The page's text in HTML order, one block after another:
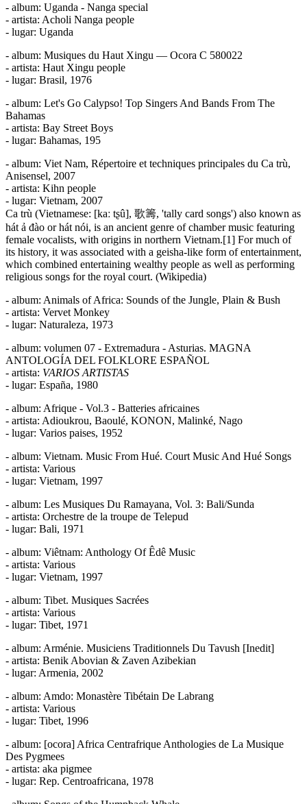
- album: Uganda - Nanga special
- artista: Acholi Nanga people
- lugar: Uganda
- album: Musiques du Haut Xingu — Ocora C 580022
- artista: Haut Xingu people
- lugar: Brasil, 1976
- album: Let's Go Calypso! Top Singers And Bands From The
Bahamas
- artista: Bay Street Boys
- lugar: Bahamas, 195
- album: Viet Nam, Répertoire et techniques principales du Ca trù,
Anisensel, 2007
- artista: Kihn people
- lugar: Vietnam, 2007
Ca trù (Vietnamese: [kaː tʂû], 歌籌, 'tally card songs') also known as
hát ả đào or hát nói, is an ancient genre of chamber music featuring
female vocalists, with origins in northern Vietnam.[1] For much of
its history, it was associated with a geisha-like form of entertainment,
which combined entertaining wealthy people as well as performing
religious songs for the royal court. (Wikipedia)
- album: Animals of Africa: Sounds of the Jungle, Plain & Bush
- artista: Vervet Monkey
- lugar: Naturaleza, 1973
- album: volumen 07 - Extremadura - Asturias. MAGNA
ANTOLOGÍA DEL FOLKLORE ESPAÑOL
- artista: VARIOS ARTISTAS
- lugar: España, 1980
- album: Afrique - Vol.3 - Batteries africaines
- artista: Adioukrou, Baoulé, KONON, Malinké, Nago
- lugar: Varios paises, 1952
- album: Vietnam. Music From Hué. Court Music And Hué Songs
- artista: Various
- lugar: Vietnam, 1997
- album: Les Musiques Du Ramayana, Vol. 3: Bali/Sunda
- artista: Orchestre de la troupe de Telepud
- lugar: Bali, 1971
- album: Viêtnam: Anthology Of Êdê Music
- artista: Various
- lugar: Vietnam, 1997
- album: Tibet. Musiques Sacrées
- artista: Various
- lugar: Tibet, 1971
- album: Arménie. Musiciens Traditionnels Du Tavush [Inedit]
- artista: Benik Abovian & Zaven Azibekian
- lugar: Armenia, 2002
- album: Amdo: Monastère Tibétain De Labrang
- artista: Various
- lugar: Tibet, 1996
- album: [ocora] Africa Centrafrique Anthologies de La Musique
Des Pygmees
- artista: aka pigmee
- lugar: Rep. Centroafricana, 1978